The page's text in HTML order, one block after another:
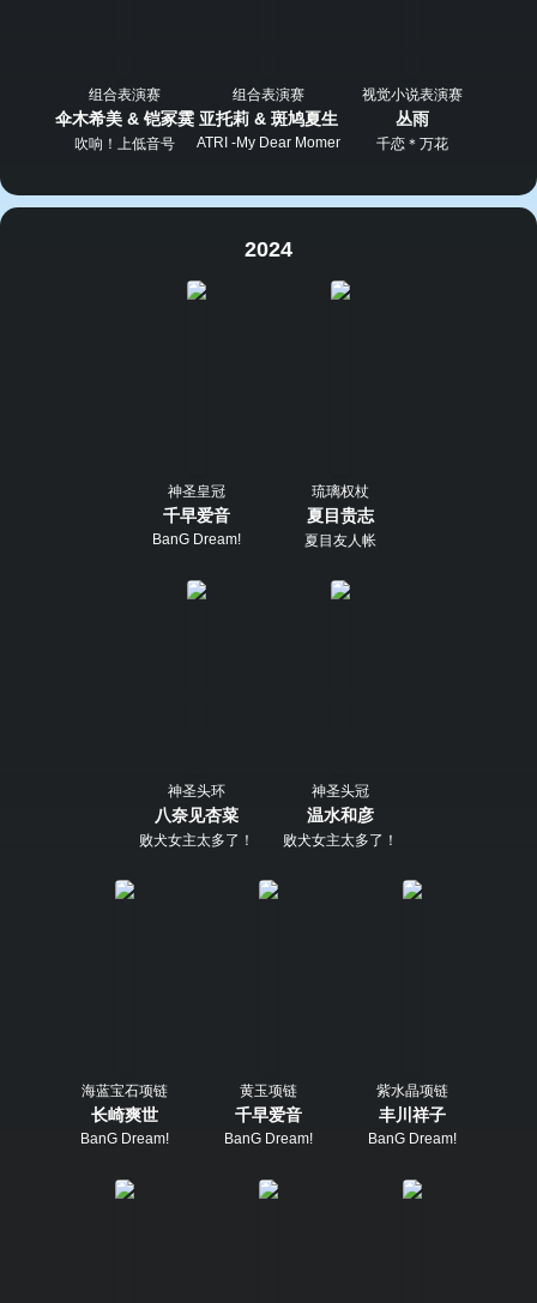
组合表演赛
伞木希美 & 铠冢霙
吹响！上低音号
组合表演赛
亚托莉 & 斑鸠夏生
ATRI -My Dear Moments-
视觉小说表演赛
丛雨
千恋＊万花
2024
神圣皇冠
千早爱音
BanG Dream!
琉璃权杖
夏目贵志
夏目友人帐
神圣头环
八奈见杏菜
败犬女主太多了！
神圣头冠
温水和彦
败犬女主太多了！
海蓝宝石项链
长崎爽世
BanG Dream!
黄玉项链
千早爱音
BanG Dream!
紫水晶项链
丰川祥子
BanG Dream!